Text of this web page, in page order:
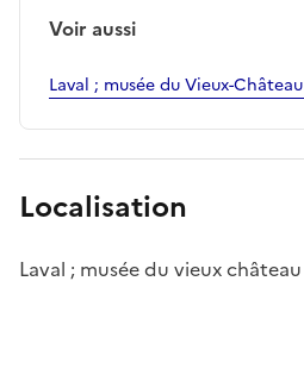
Voir aussi
Laval ; musée du Vieux-Château
Localisation
Laval ; musée du vieux château